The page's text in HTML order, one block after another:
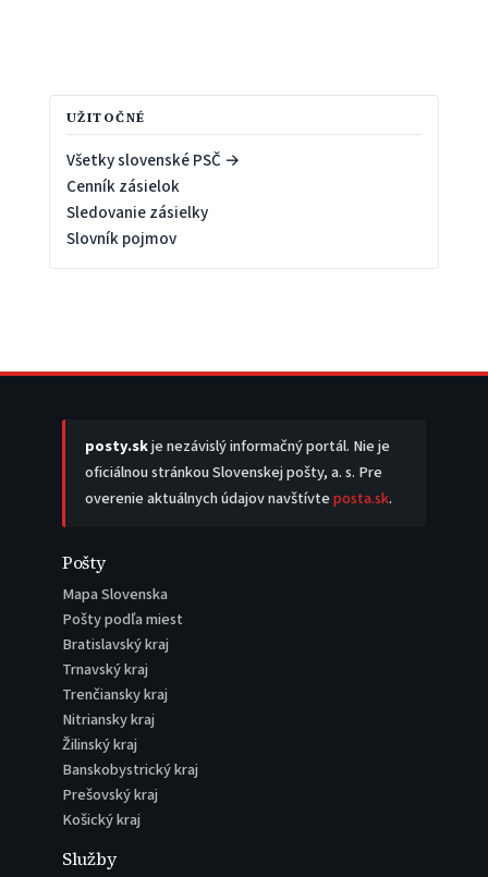
UŽITOČNÉ
Všetky slovenské PSČ →
Cenník zásielok
Sledovanie zásielky
Slovník pojmov
posty.skje nezávislý informačný portál. Nie je
oficiálnou stránkou Slovenskej pošty, a. s. Pre
overenie aktuálnych údajov navštívteposta.sk.
Pošty
Mapa Slovenska
Pošty podľa miest
Bratislavský kraj
Trnavský kraj
Trenčiansky kraj
Nitriansky kraj
Žilinský kraj
Banskobystrický kraj
Prešovský kraj
Košický kraj
Služby